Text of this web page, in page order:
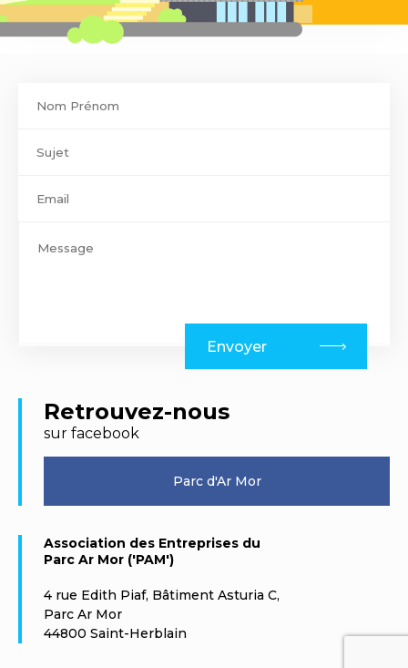
Retrouvez-nous
sur facebook
Parc d'Ar Mor
Association des Entreprises du
Parc Ar Mor ('PAM')
4 rue Edith Piaf, Bâtiment Asturia C,
Parc Ar Mor
44800 Saint-Herblain
footer
Envoyer